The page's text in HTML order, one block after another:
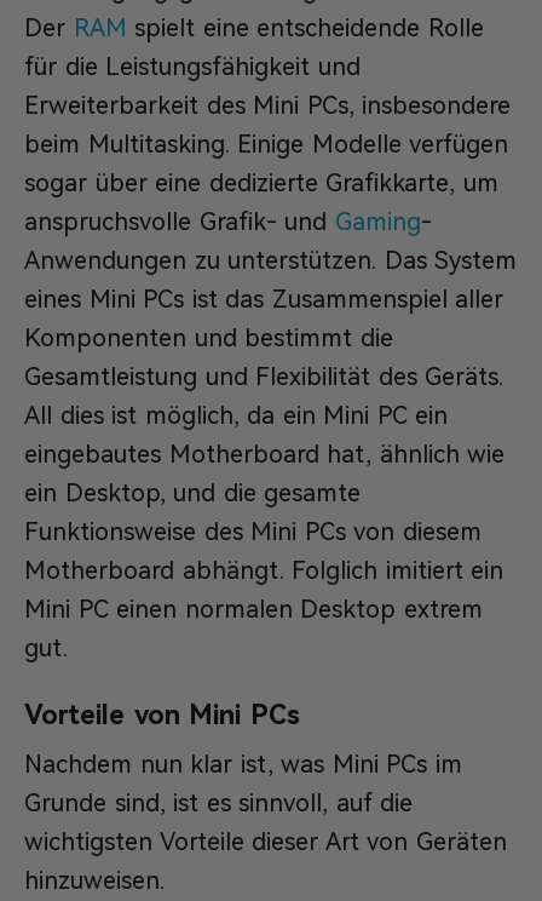
Der RAM spielt eine entscheidende Rolle
für die Leistungsfähigkeit und
Erweiterbarkeit des Mini PCs, insbesondere
beim Multitasking. Einige Modelle verfügen
sogar über eine dedizierte Grafikkarte, um
anspruchsvolle Grafik- und Gaming-
Anwendungen zu unterstützen. Das System
eines Mini PCs ist das Zusammenspiel aller
Komponenten und bestimmt die
Gesamtleistung und Flexibilität des Geräts.
All dies ist möglich, da ein Mini PC ein
eingebautes Motherboard hat, ähnlich wie
ein Desktop, und die gesamte
Funktionsweise des Mini PCs von diesem
Motherboard abhängt. Folglich imitiert ein
Mini PC einen normalen Desktop extrem
gut.
Vorteile von Mini PCs
Nachdem nun klar ist, was Mini PCs im
Grunde sind, ist es sinnvoll, auf die
wichtigsten Vorteile dieser Art von Geräten
hinzuweisen.